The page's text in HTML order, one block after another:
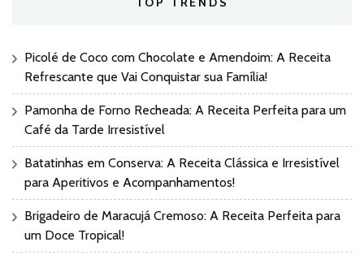
Picolé de Coco com Chocolate e Amendoim: A Receita
Refrescante que Vai Conquistar sua Família!
Pamonha de Forno Recheada: A Receita Perfeita para um
Café da Tarde Irresistível
Batatinhas em Conserva: A Receita Clássica e Irresistível
para Aperitivos e Acompanhamentos!
Brigadeiro de Maracujá Cremoso: A Receita Perfeita para
um Doce Tropical!